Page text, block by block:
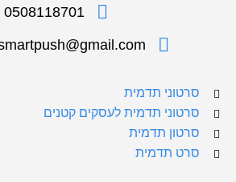
0508118701
סרטוני תדמית
סרטוני תדמית לעסקים קטנים
סרטון תדמית
סרט תדמית